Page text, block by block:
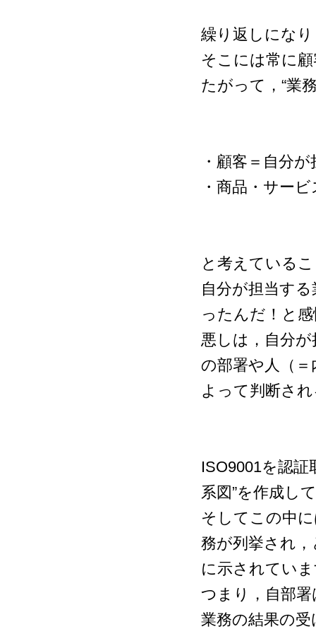
繰り返しにな
そこには常に
たがって，“業
・顧客＝自分
・商品・サー
と考えている
自分が担当す
ったんだ！と
悪しは，自分
の部署や人（
よって判断さ
ISO9001を認
系図”を作成し
そしてこの中
務が列挙され
に示されてい
つまり，自部
業務の結果の